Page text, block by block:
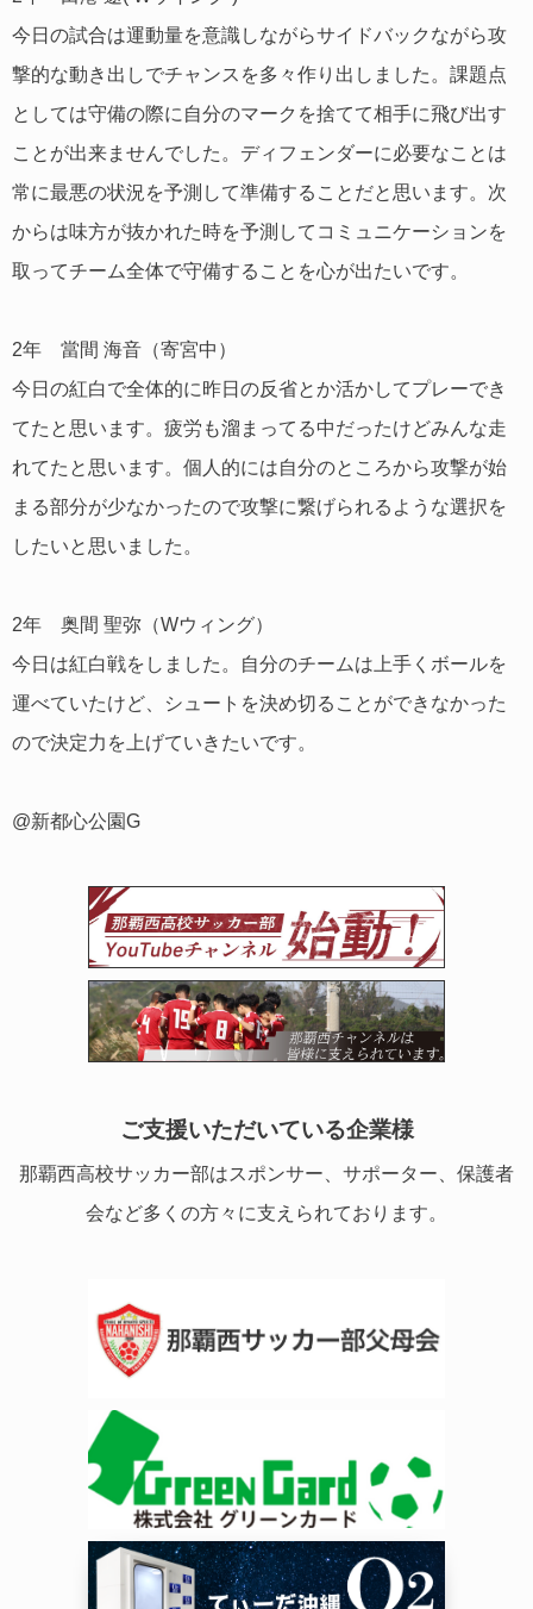
今日の試合は運動量を意識しながらサイドバックながら攻
撃的な動き出しでチャンスを多々作り出しました。課題点
としては守備の際に自分のマークを捨てて相手に飛び出す
ことが出来ませんでした。ディフェンダーに必要なことは
常に最悪の状況を予測して準備することだと思います。次
からは味方が抜かれた時を予測してコミュニケーションを
取ってチーム全体で守備することを心が出たいです。
2年 當間 海音（寄宮中）
今日の紅白で全体的に昨日の反省とか活かしてプレーでき
てたと思います。疲労も溜まってる中だったけどみんな走
れてたと思います。個人的には自分のところから攻撃が始
まる部分が少なかったので攻撃に繋げられるような選択を
したいと思いました。
2年 奥間 聖弥（Wウィング）
今日は紅白戦をしました。自分のチームは上手くボールを
運べていたけど、シュートを決め切ることができなかった
ので決定力を上げていきたいです。
@新都心公園G
ご支援いただいている企業様
那覇西高校サッカー部はスポンサー、サポーター、保護者
会など多くの方々に支えられております。